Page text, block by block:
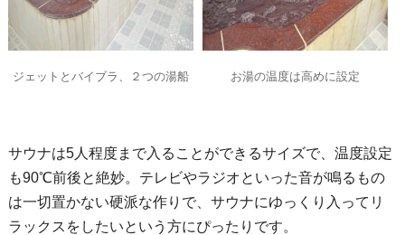
ジェットとバイブラ、２つの湯船 お湯の温度は高めに設定
サウナは5人程度まで入ることができるサイズで、温度設定
も90℃前後と絶妙。テレビやラジオといった音が鳴るもの
は一切置かない硬派な作りで、サウナにゆっくり入ってリ
ラックスをしたいという方にぴったりです。